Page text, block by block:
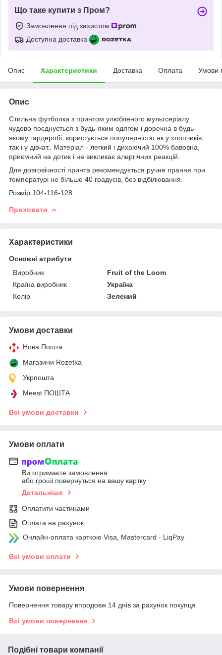
Що таке купити з Пром?
Замовлення під захистом
Доступна доставка
Опис Характеристики Доставка Оплата Умови
Опис
Стильна футболка з принтом улюбленого мультсеріалу
чудово поєднується з будь-яким одягом і доречна в будь-
якому гардеробі, користується популярністю як у хлопчиків,
так і у дівчат.. Матеріал - легкий і дихаючий 100% бавовна,
приємний на дотик і не викликає алергічних реакцій.
Для довговічності принта рекомендується ручне прання при
температурі не більше 40 градусів, без відбілювання.
Розмір 104-116-128
Приховати
Характеристики
Основні атрибути
Виробник
Fruit of the Loom
Країна виробник
Україна
Колір
Зелений
Умови доставки
Нова Пошта
Магазини Rozetka
Укрпошта
Meest ПОШТА
Всі умови доставки
Умови оплати
Ви отримаєте замовлення
або гроші повернуться на вашу картку
Детальніше
Оплатити частинами
Оплата на рахунок
Онлайн-оплата карткою Visa, Mastercard - LiqPay
Всі умови оплати
Умови повернення
Повернення товару впродовж 14 днів за рахунок покупця
Всі умови повернення
Подібні товари компанії